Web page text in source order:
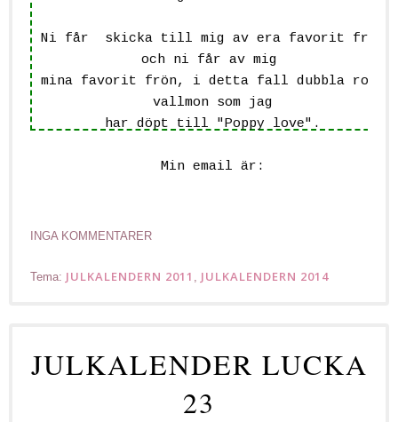
Ni får skicka till mig av era favorit frön
och ni får av mig
mina favorit frön, i detta fall dubbla rosa
vallmon som jag
har döpt till "Poppy love".
Min email är:
INGA KOMMENTARER
Tema: JULKALENDERN 2011 JULKALENDERN 2014
JULKALENDER LUCKA
23